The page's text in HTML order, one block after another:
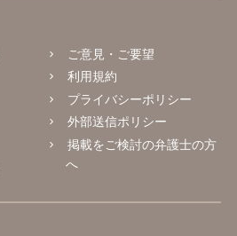
ご意見・ご要望
利用規約
プライバシーポリシー
外部送信ポリシー
掲載をご検討の弁護士の方
へ